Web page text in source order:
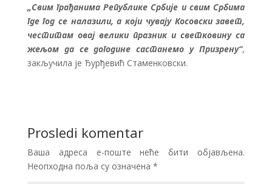
„Свим грађанима Републике Србије и свим Србима
где год се налазили, а који чувају Косовски завет,
честитам овај велики празник и светковину са
жељом да се догодине састанемо у Призрену“,
закључила је Ђурђевић Стаменковски.
Prosledi komentar
Ваша адреса е-поште неће бити објављена.
Неопходна поља су означена *